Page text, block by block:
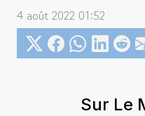
4 août 2022 01:52
Sur Le